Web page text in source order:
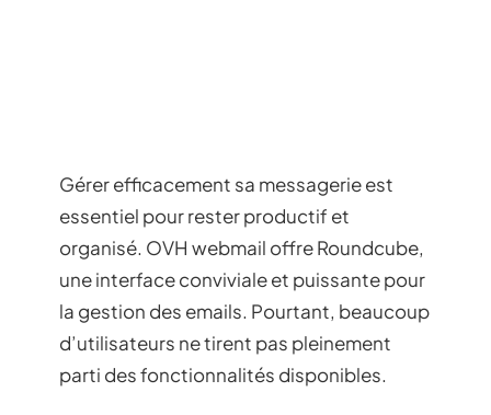
Gérer efficacement sa messagerie est
essentiel pour rester productif et
organisé. OVH webmail offre Roundcube,
une interface conviviale et puissante pour
la gestion des emails. Pourtant, beaucoup
d’utilisateurs ne tirent pas pleinement
parti des fonctionnalités disponibles.